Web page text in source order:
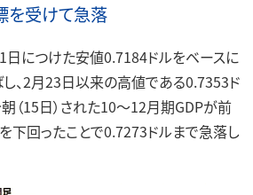
を受けて急落
日につけた安値0.7184ドルをベースに
、2月23日以来の高値である0.7353ド
朝（15日）された10～12月期GDPが前
下回ったことで0.7273ドルまで急落し